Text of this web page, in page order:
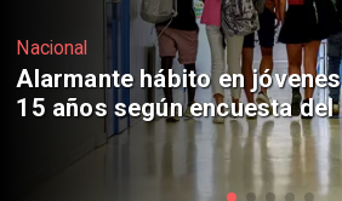
Regiones
Aprueban creación del
Sebastián Piñera con
mil millones